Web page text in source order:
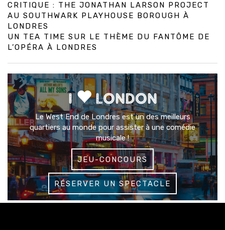
CRITIQUE : THE JONATHAN LARSON PROJECT
AU SOUTHWARK PLAYHOUSE BOROUGH À
LONDRES
UN TEA TIME SUR LE THÈME DU FANTÔME DE
L’OPÉRA À LONDRES
I LONDON
Le West End de Londres est un des meilleurs
quartiers au monde pour assister à une comédie
musicale !
JEU-CONCOURS
RÉSERVER UN SPECTACLE